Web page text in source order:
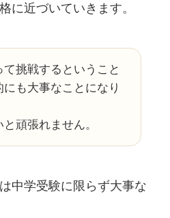
に近づいていきます。
て挑戦するということ
にも大事なことになり
頑張れません。
中学受験に限らず大事な